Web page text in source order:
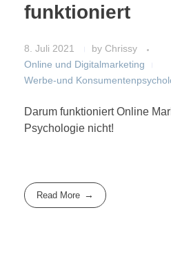
funktioniert
8. Juli 2021 by Chrissy
Online und Digitalmarketing
Werbe-und
Darum funktioniert Online
Psychologie nicht!
Read More